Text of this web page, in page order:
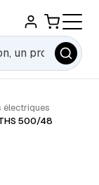
électriques
THS 500/48